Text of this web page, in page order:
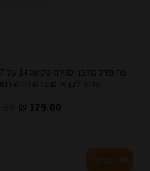
שחור לבן או מוברש חדש
179.00 ₪
לעגלה